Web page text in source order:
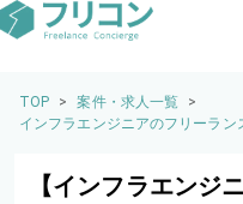
TOP > 案件・求人一覧
>
インフラエンジニアのフリーラン
【インフラエンジ